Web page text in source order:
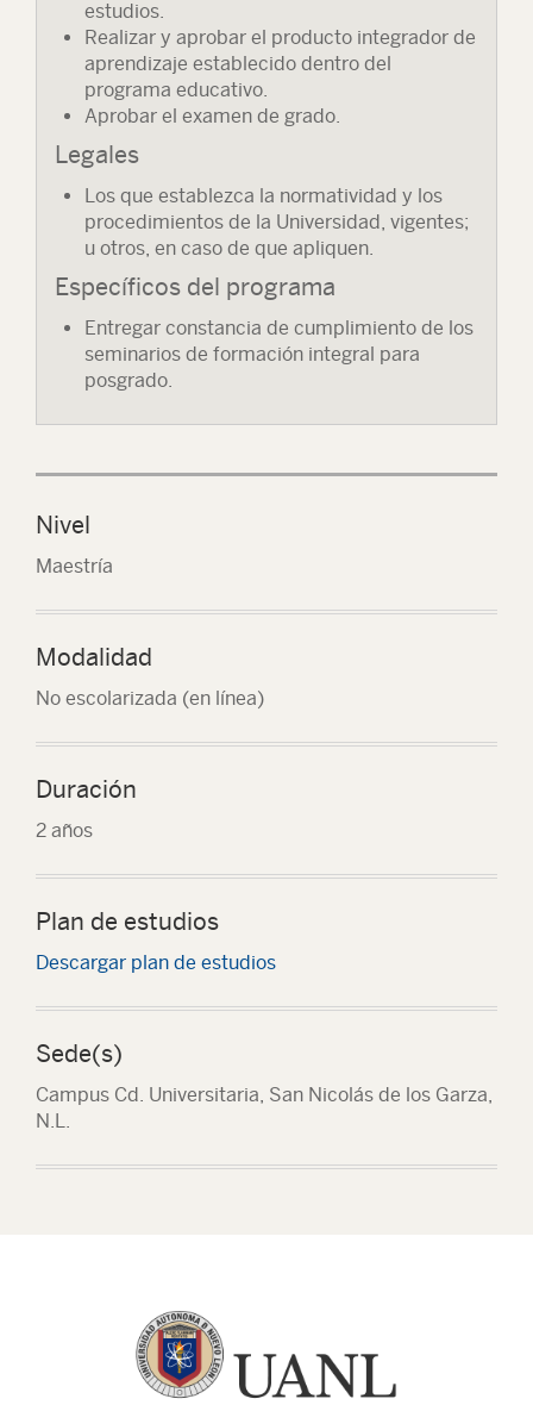
estudios.
Realizar y aprobar el producto integrador de
aprendizaje establecido dentro del
programa educativo.
Aprobar el examen de grado.
Legales
Los que establezca la normatividad y los
procedimientos de la Universidad, vigentes;
u otros, en caso de que apliquen.
Específicos del programa
Entregar constancia de cumplimiento de los
seminarios de formación integral para
posgrado.
Nivel
Maestría
Modalidad
No escolarizada (en línea)
Duración
2 años
Plan de estudios
Descargar plan de estudios
Sede(s)
Campus Cd. Universitaria, San Nicolás de los Garza,
N.L.